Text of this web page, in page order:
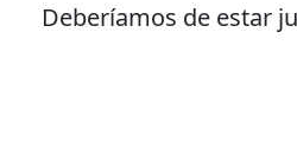
Deberíamos de estar